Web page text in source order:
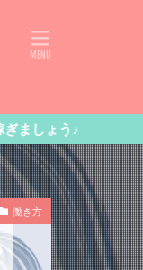
働き方